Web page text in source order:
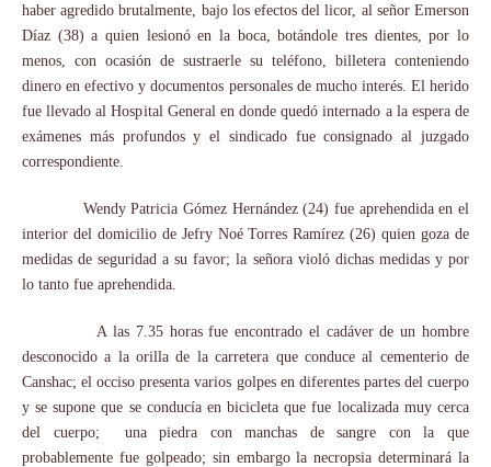
haber agredido brutalmente, bajo los efectos del licor, al señor Emerson
Díaz (38) a quien lesionó en la boca, botándole tres dientes, por lo
menos, con ocasión de sustraerle su teléfono, billetera conteniendo
dinero en efectivo y documentos personales de mucho interés. El herido
fue llevado al Hospital General en donde quedó internado a la espera de
exámenes más profundos y el sindicado fue consignado al juzgado
correspondiente.
Wendy Patricia Gómez Hernández (24) fue aprehendida en el
interior del domicilio de Jefry Noé Torres Ramírez (26) quien goza de
medidas de seguridad a su favor; la señora violó dichas medidas y por
lo tanto fue aprehendida.
A las 7.35 horas fue encontrado el cadáver de un hombre
desconocido a la orilla de la carretera que conduce al cementerio de
Canshac; el occiso presenta varios golpes en diferentes partes del cuerpo
y se supone que se conducía en bicicleta que fue localizada muy cerca
del cuerpo;
una piedra con manchas de sangre con la que
probablemente fue golpeado; sin embargo la necropsia determinará la